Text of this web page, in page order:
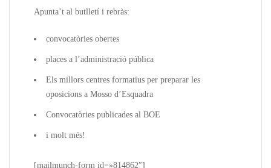
Apunta’t al butlletí i rebràs:
convocatòries obertes
places a l’administració pública
Els millors centres formatius per preparar les
oposicions a Mosso d’Esquadra
Convocatòries publicades al BOE
i molt més!
[mailmunch-form id=»814862″]